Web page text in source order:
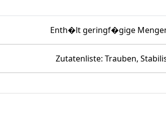
Enth�lt geringf�gige
Zutatenliste: Trauben,